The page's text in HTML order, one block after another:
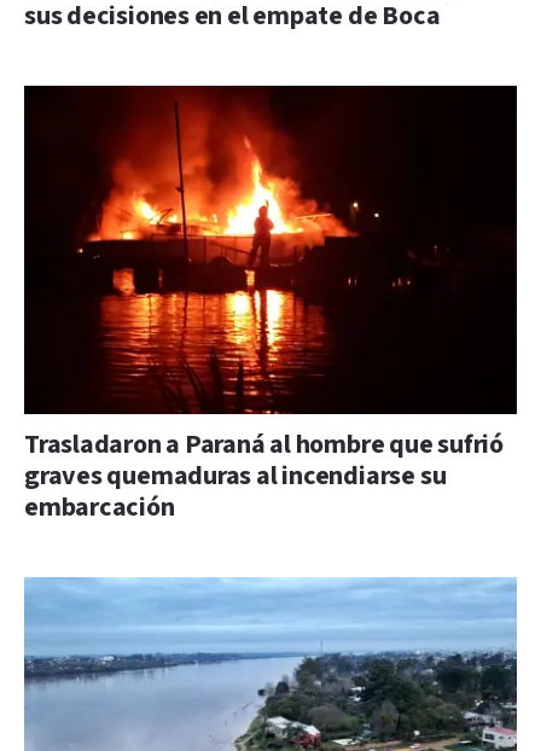
sus decisiones en el empate de Boca
Trasladaron a Paraná al hombre que sufrió
graves quemaduras al incendiarse su
embarcación